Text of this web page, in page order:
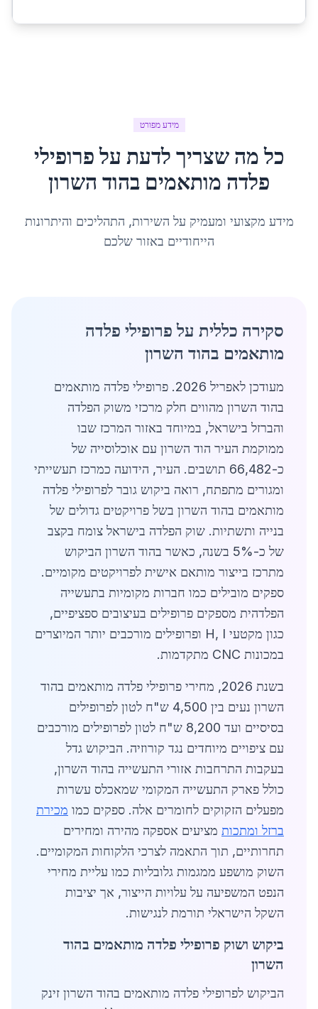
מידע מפורט
כל מה שצריך לדעת עלפרופילי
פלדה מותאמים בהוד השרון
מידע מקצועי ומעמיק על השירות, התהליכים והיתרונות
הייחודיים באזור שלכם
סקירה כללית על פרופילי פלדה
מותאמים בהוד השרון
מעודכן לאפריל 2026. פרופילי פלדה מותאמים
בהוד השרון מהווים חלק מרכזי משוק הפלדה
והברזל בישראל, במיוחד באזור המרכז שבו
ממוקמת העיר הוד השרון עם אוכלוסייה של
כ-66,482 תושבים. העיר, הידועה כמרכז תעשייתי
ומגורים מתפתח, רואה ביקוש גובר לפרופילי פלדה
מותאמים בהוד השרון בשל פרויקטים גדולים של
בנייה ותשתיות. שוק הפלדה בישראל צומח בקצב
של כ-5% בשנה, כאשר בהוד השרון הביקוש
מתרכז בייצור מותאם אישית לפרויקטים מקומיים.
ספקים מובילים כמו חברות מקומיות בתעשייה
הפלדהית מספקים פרופילים בעיצובים ספציפיים,
כגון מקטעי H, I ופרופילים מורכבים יותר המיוצרים
במכונות CNC מתקדמות.
בשנת 2026, מחירי פרופילי פלדה מותאמים בהוד
השרון נעים בין 4,500 ש"ח לטון לפרופילים
בסיסיים ועד 8,200 ש"ח לטון לפרופילים מורכבים
עם ציפויים מיוחדים נגד קורוזיה. הביקוש גדל
בעקבות התרחבות אזורי התעשייה בהוד השרון,
כולל פארק התעשייה המקומי שמאכלס עשרות
מפעלים הזקוקים לחומרים אלה. ספקים כמו מכירת
ברזל ומתכות מציעים אספקה מהירה ומחירים
תחרותיים, תוך התאמה לצרכי הלקוחות המקומיים.
השוק מושפע ממגמות גלובליות כמו עליית מחירי
הנפט המשפיעה על עלויות הייצור, אך יציבות
השקל הישראלי תורמת לנגישות.
ביקוש ושוק פרופילי פלדה מותאמים בהוד
השרון
הביקוש לפרופילי פלדה מותאמים בהוד השרון זינק